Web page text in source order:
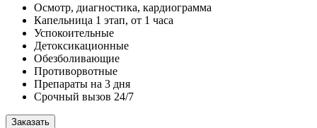
Осмотр, диагностика, кардиограмма
Капельница 1 этап, от 1 часа
Успокоительные
Детоксикационные
Обезболивающие
Противорвотные
Препараты на 3 дня
Срочный вызов 24/7
Заказать